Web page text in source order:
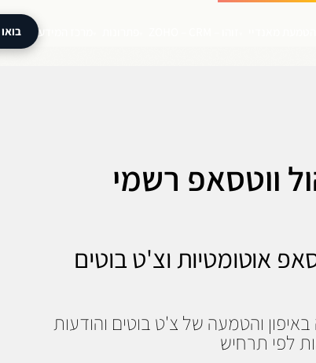
מרכז המידע
אוטומטיות וצ'ט בוטים
והטמעה של צ'ט בוטים והודעות
לפי תרחיש